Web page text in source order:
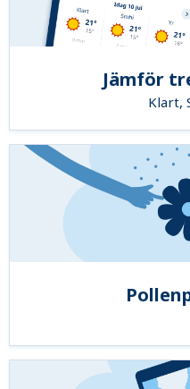
Jämför
Klart,